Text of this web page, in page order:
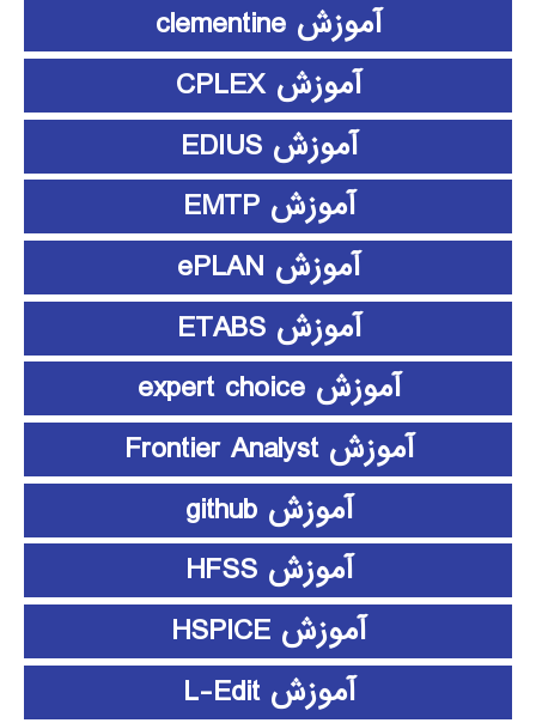
آموزش clementine
آموزش CPLEX
آموزش EDIUS
آموزش EMTP
آموزش ePLAN
آموزش ETABS
آموزش expert choice
آموزش Frontier Analyst
آموزش github
آموزش HFSS
آموزش HSPICE
آموزش L-Edit